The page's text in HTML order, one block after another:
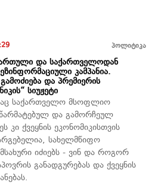
პოლიტიკა
და საქართველოდან
კამპანია.
და პრემიერის
სიუჟეტი
საქართველო მსოფლიო
და გამორჩეულ
კი ქვეყნის ეკონომიკისთვის
სახელმწიფო
იძიებს - ვინ და როგორ
განადგურებას და ქვეყნის